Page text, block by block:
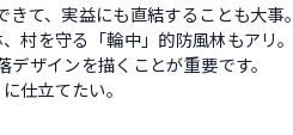
て、実益にも直結することも大事。
村を守る「輪中」的防風林もアリ。
ザインを描くことが重要です。
仕立てたい。